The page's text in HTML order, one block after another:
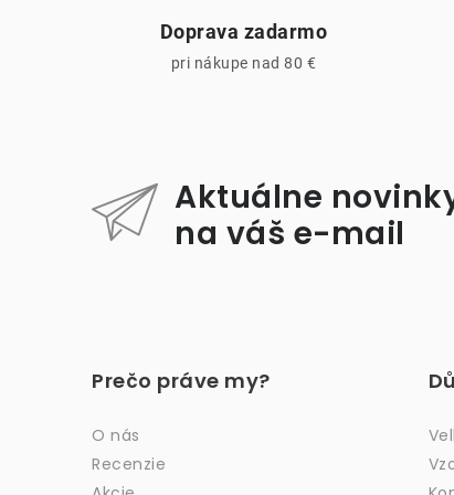
Doprava zadarmo
pri nákupe nad 80 €
Aktuálne
na váš e-mail
Prečo práve my?
O nás
Recenzie